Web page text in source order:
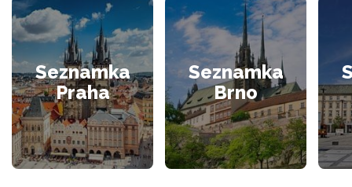
Seznamka
Praha
Seznamka
Brno